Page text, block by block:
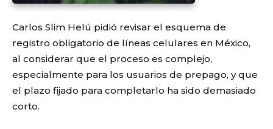
Carlos Slim Helú pidió revisar el esquema de
registro obligatorio de líneas celulares en México,
al considerar que el proceso es complejo,
especialmente para los usuarios de prepago, y que
el plazo fijado para completarlo ha sido demasiado
corto.